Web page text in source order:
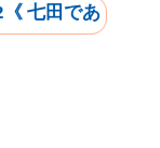
七田であ